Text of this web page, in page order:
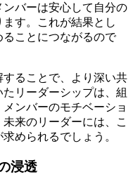
バーは安心して自分の
す。これが結果とし
ことにつながるので
ることで、より深い共
リーダーシップは、組
ンバーのモチベーショ
来のリーダーには、こ
められるでしょう。
浸透